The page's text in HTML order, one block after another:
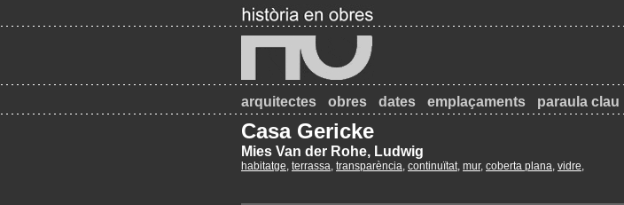
arquitectes obres dates emplaçaments paraula clau
Casa Gericke
Mies Van der Rohe, Ludwig
habitatge, terrassa, transparència, continuïtat, mur, coberta plana, vidre,